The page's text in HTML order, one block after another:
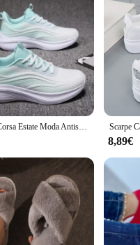
or slippers, are crafted
fashion, making them a
to cater to your every need.
from the cozy confines
guarantees longevity.
point. Whether you're looking
making them an ideal
Casual Corsa Estate Moda Antiscivolo Escursionismo Mesh Traspirabilità Scarpe da ginnastica Tennis Donna Tendenza 2024 Donna Sneakers Coppia
8,89€